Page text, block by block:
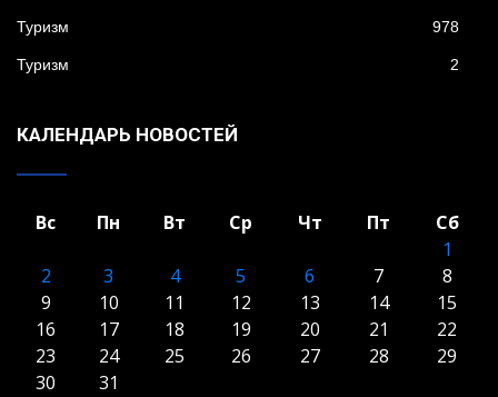
Туризм 978
Туризм 2
КАЛЕНДАРЬ НОВОСТЕЙ
Вс Пн Вт Ср Чт Пт
Сб
1
2
3 4 5 6 7
8
9
10 11 12 13 14
15
16
17 18 19 20 21
22
23
24 25 26 27 28
29
30
31